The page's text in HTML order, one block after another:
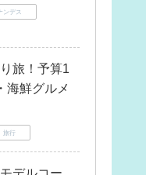
ンデス
旅！予算1
海鮮グルメ
旅行